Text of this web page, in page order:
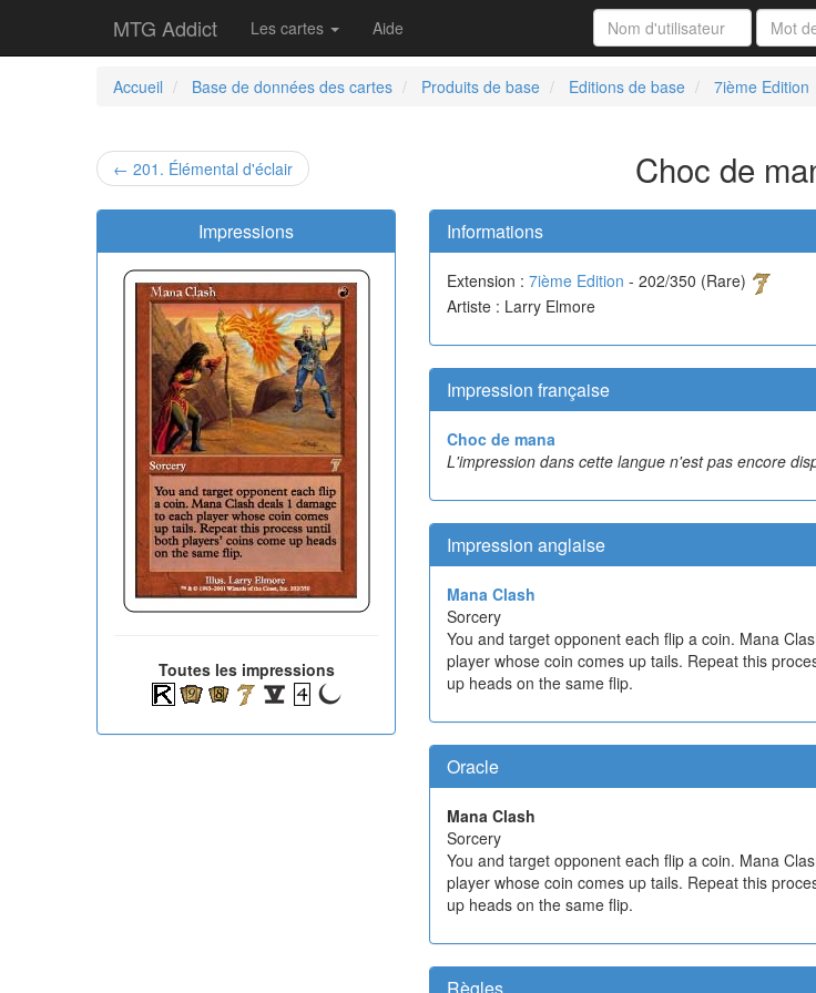
MTG Addict Les cartes Aide
Accueil
Base de données des cartes Produits de base Editions de base 7ième Edition
← 201. Élémental d'éclair Choc de
Impressions
Toutes les impressions
Informations
Extension : 7ième Edition - 202/350 (Rare)
Artiste : Larry Elmore
Impression française
Choc de mana
L'impression dans cette langue n'est pas encore
Impression anglaise
Mana Clash
Sorcery
You and target opponent each flip a coin. Mana
player whose coin comes up tails. Repeat this
up heads on the same flip.
Oracle
Mana Clash
Sorcery
You and target opponent each flip a coin. Mana
player whose coin comes up tails. Repeat this
up heads on the same flip.
Règles